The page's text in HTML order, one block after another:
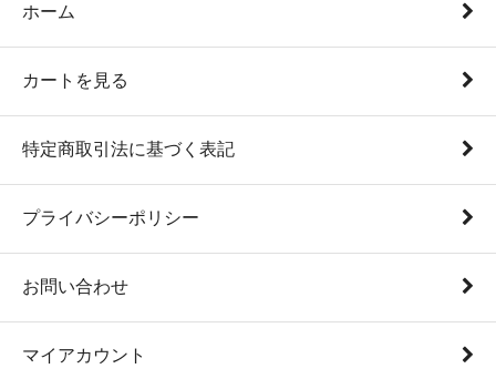
ホーム
カートを見る
特定商取引法に基づく表記
プライバシーポリシー
お問い合わせ
マイアカウント